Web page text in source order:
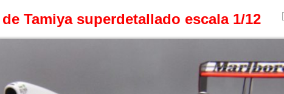
Tamiya superdetallado escala 1/12